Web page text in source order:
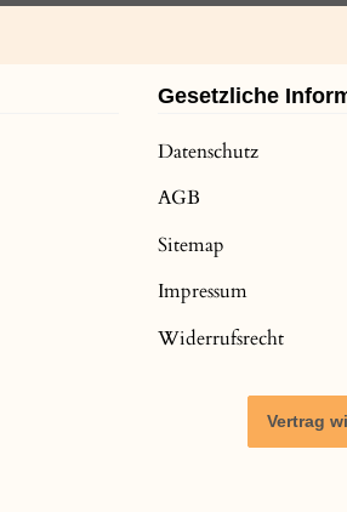
Gesetzliche
Datenschutz
AGB
Sitemap
Impressum
Widerrufsrecht
Vertrag